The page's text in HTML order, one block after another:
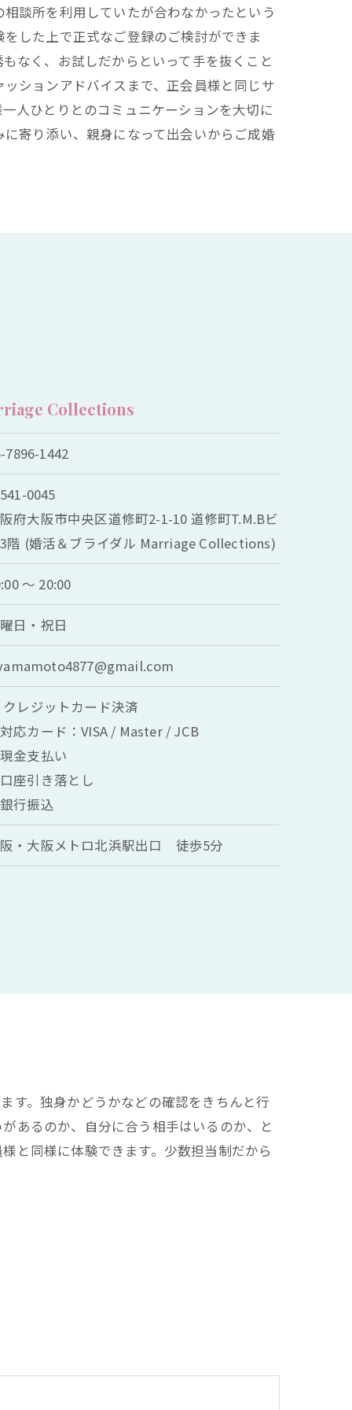
談所を利用していたが合わなかったという
した上で正式なご登録のご検討ができま
なく、お試しだからといって手を抜くこと
ションアドバイスまで、正会員様と同じサ
人ひとりとのコミュニケーションを大切に
寄り添い、親身になって出会いからご成婚
Collections
7896-1442
0045
府大阪市中央区道修町2-1-10 道修町T.M.Bビ
階 (婚活＆ブライダル Marriage Collections)
～ 20:00
日・祝日
レジットカード決済
カード：VISA / Master / JCB
金支払い
座引き落とし
行振込
・大阪メトロ北浜駅出口 徒歩5分
す。独身かどうかなどの確認をきちんと行
あるのか、自分に合う相手はいるのか、と
と同様に体験できます。少数担当制だから